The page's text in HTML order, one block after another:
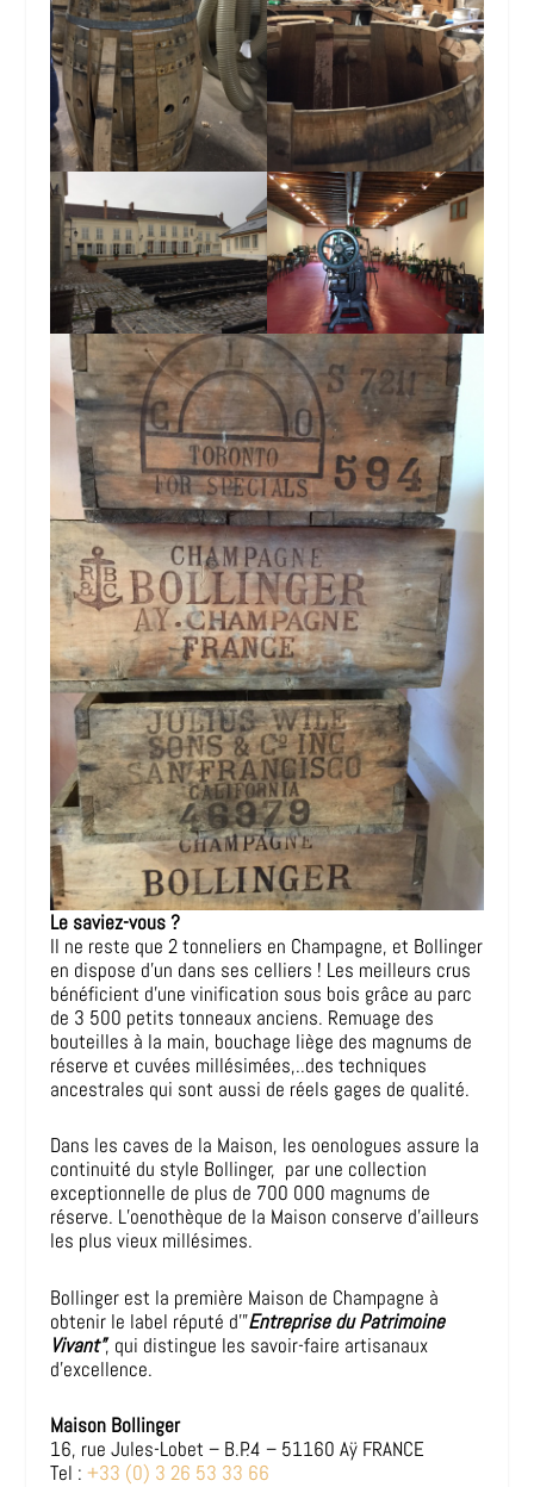
Le saviez-vous ?
Il ne reste que 2 tonneliers en Champagne, et Bollinger
en dispose d’un dans ses celliers ! Les meilleurs crus
bénéficient d’une vinification sous bois grâce au parc
de 3 500 petits tonneaux anciens. Remuage des
bouteilles à la main, bouchage liège des magnums de
réserve et cuvées millésimées,..des techniques
ancestrales qui sont aussi de réels gages de qualité.
Dans les caves de la Maison, les oenologues assure la
continuité du style Bollinger, par une collection
exceptionnelle de plus de 700 000 magnums de
réserve. L’oenothèque de la Maison conserve d’ailleurs
les plus vieux millésimes.
Bollinger est la première Maison de Champagne à
obtenir le label réputé d’”Entreprise du Patrimoine
Vivant”, qui distingue les savoir-faire artisanaux
d’excellence.
Maison Bollinger
16, rue Jules-Lobet – B.P.4 – 51160 Aÿ FRANCE
Tel :+33 (0) 3 26 53 33 66